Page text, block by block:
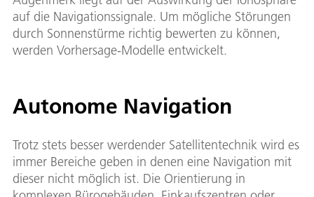
auf die Navigationssignale. Um mögliche Störungen
durch Sonnenstürme richtig bewerten zu können,
werden Vorhersage-Modelle entwickelt.
Autonome Navigation
Trotz stets besser werdender Satellitentechnik wird es
immer Bereiche geben in denen eine Navigation mit
dieser nicht möglich ist. Die Orientierung in